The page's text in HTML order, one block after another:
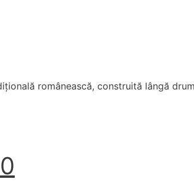
românească, construită lângă